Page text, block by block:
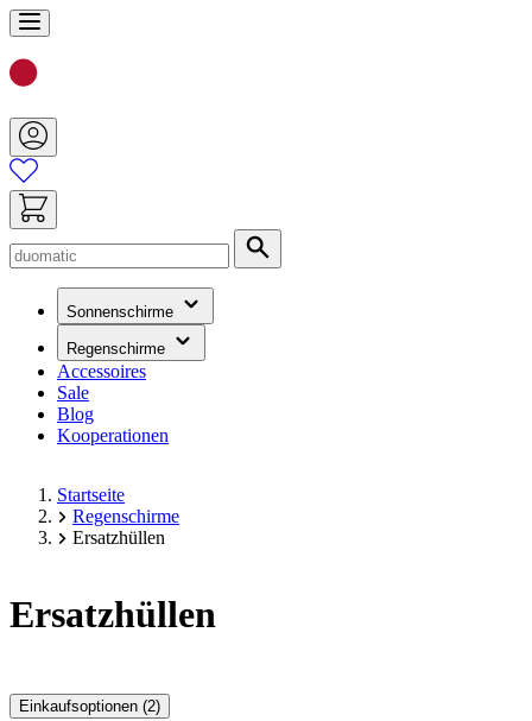
Zum
Inhalt
springen
Sonnenschirme
(hat
Untermenü)
Regenschirme
(hat
Accessoires
Sale
Blog
Kooperationen
Startseite
Regenschirme
Ersatzhüllen
Ersatzhüllen
Einkaufsoptionen (2)